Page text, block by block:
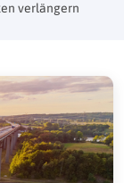
verlängern